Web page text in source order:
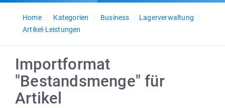
Deutsch
Home
Kategorien Business
Lagerverwaltung
Artikel-Leistungen
Importformat
"Bestandsmenge" für
Artikel